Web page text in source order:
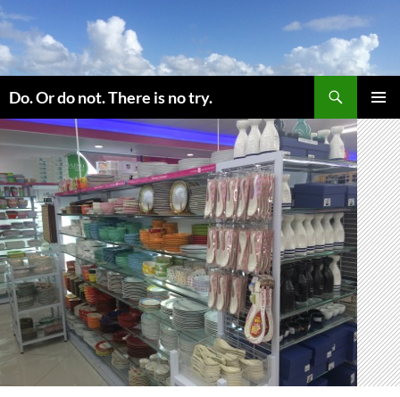
コ
ン
テ
ン
ツ
へ
ス
キ
ッ
プ
Do. Or do not. There is no try.
索
メインメ
ニュー